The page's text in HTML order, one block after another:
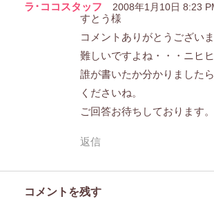
ラ･ココスタッフ 2008年1月10日 8:23
すとう様
コメントありがとうございま
難しいですよね・・・ニヒ
誰が書いたか分かりました
くださいね。
ご回答お待ちしております。
返信
コメントを残す